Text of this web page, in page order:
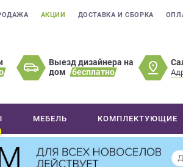
АКЦИИ ДОСТАВКА И СБОРКА
Выезд дизайнера на
дом
бесплатно
МЕБЕЛЬ КОМПЛЕКТУЮЩИЕ